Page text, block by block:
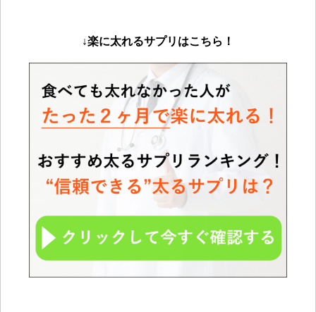
↓楽に太れるサプリはこちら！